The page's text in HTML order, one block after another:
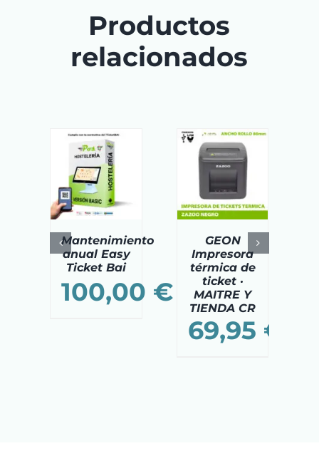
Productos
relacionados
Mantenimiento
anual Easy
Ticket Bai
100,00 €
AÑADIR AL
CARRITO
DETAILS
GEON
Impresora
térmica de
ticket ·
MAITRE Y
TIENDA CR
69,95 €
AÑADIR AL
CARRITO
DETAILS